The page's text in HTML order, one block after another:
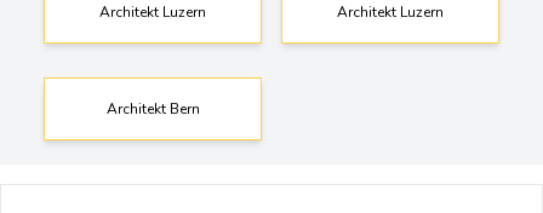
Architekt Luzern Architekt Luzern
Architekt Bern